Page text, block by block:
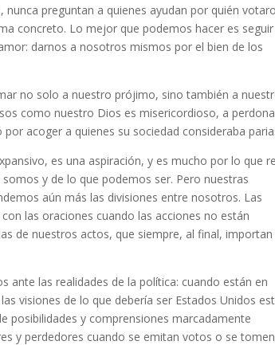
preguntan a quienes ayudan por quién
concreto. Lo mejor que podemos hacer es seguir
darnos a nosotros mismos por el bien de los
no solo a nuestro prójimo, sino también a
como nuestro Dios es misericordioso, a
acoger a quienes su sociedad consideraba
es una aspiración, y es mucho por lo que
y de lo que podemos ser. Pero nuestras
aún más las divisiones entre nosotros. Las
las oraciones cuando las acciones no están
de nuestros actos, que siempre, al final, importan
ante las realidades de la política: cuando están en
visiones de lo que debería ser Estados Unidos
posibilidades y comprensiones marcadamente
y perdedores cuando se emitan votos o se tomen